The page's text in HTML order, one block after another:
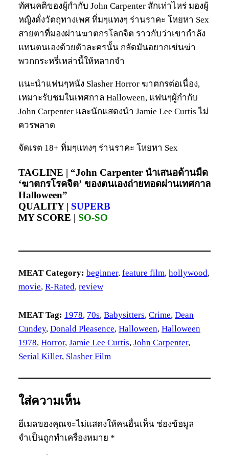
ทัศนคติของผู้กำกับ John Carpenter สักเท่าไหร่ มองผู้
หญิงดั่งวัตถุทางเพศ ทิ่มๆแทงๆ ร่านราคะ โหยหา Sex
สายตาที่มองผ่านฆาตกรโลกจิต ราวกับว่าเขากำลัง
แทนตนเองด้วยตัวละครนั้น กลัดมันอยากเข่นฆ่า
พวกกระหรี่เหล่านี้ให้หลากจำ
แนะนำแฟนๆหนัง Slasher Horror ฆาตกรต่อเนื่อง,
เหมาะรับชมในเทศกาล Halloween, แฟนๆผู้กำกับ
John Carpenter และนักแสดงนำ Jamie Lee Curtis ไม่
ควรพลาด
จัดเรต 18+ ทิ่มๆแทงๆ ร่านราคะ โหยหา Sex
TAGLINE | “John Carpenter นำเสนอด้านมืด
‘ฆาตกรโรคจิต’ ของตนเองถ่ายทอดผ่านเทศกาล
Halloween”
QUALITY | SUPERB
MY SCORE | SO-SO
MEAT Category: beginner, feature film, hollywood
movie, R-Rated, review
MEAT Tag: 1978, 70s, Babysitters, Crime, Dean
Cundey, Donald Pleasence, Halloween, Halloween
1978, Horror, Jamie Lee Curtis, John Carpenter
Serial Killer, Slasher Film
ใส่ความเห็น
อีเมลของคุณจะไม่แสดงให้คนอื่นเห็น ช่องข้อมูล
จำเป็นถูกทำเครื่องหมาย *